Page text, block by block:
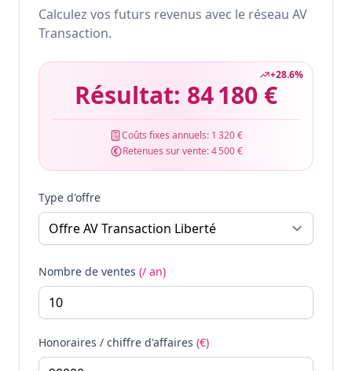
Calculez vos futurs revenus avec le réseau AV
Transaction.
+28.6%
Résultat: 84 180 €
Coûts fixes annuels: 1 320 €
Retenues sur vente:4 500 €
Type d'offre
Nombre de ventes (/ an)
Honoraires / chiffre d'affaires (€)